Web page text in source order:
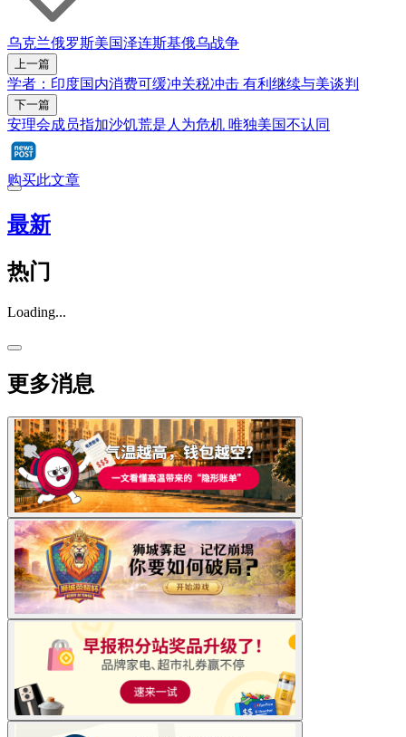
乌克兰俄罗斯美国泽连斯基俄乌战争
上一篇
学者：印度国内消费可缓冲关税冲击 有利继续与美谈判
下一篇
安理会成员指加沙饥荒是人为危机 唯独美国不认同
购买此文章
最新
热门
Loading...
更多消息